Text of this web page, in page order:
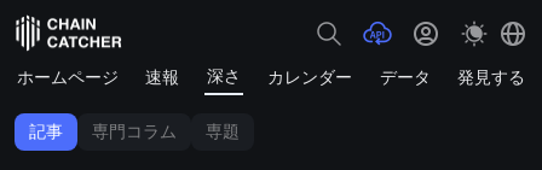
ホームページ 速報 深さ カレンダー データ 発見する
記事 専門コラム 専題